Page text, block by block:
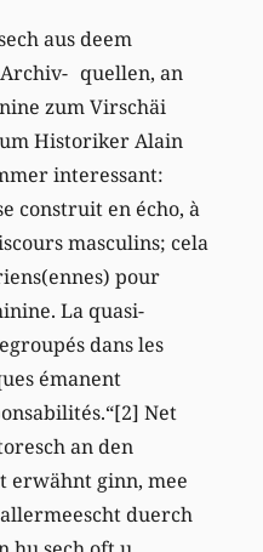
aus deem
Archiv- quellen, an
zum Virschäi
Historiker Alain
interessant:
construit en écho, à
masculins; cela
pour
La quasi-
dans les
émanent
Net
an den
erwähnt ginn, mee
duerch